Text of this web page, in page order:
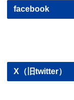
facebook
X（旧twitter）